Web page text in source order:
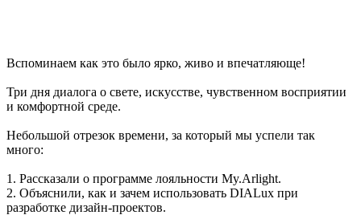
Вспоминаем как это было ярко, живо и впечатляюще!
Три дня диалога о свете, искусстве, чувственном восприятии
и комфортной среде.
Небольшой отрезок времени, за который мы успели так
много:
1. Рассказали о программе лояльности My.Arlight.
2. Объяснили, как и зачем использовать DIALux при
разработке дизайн-проектов.